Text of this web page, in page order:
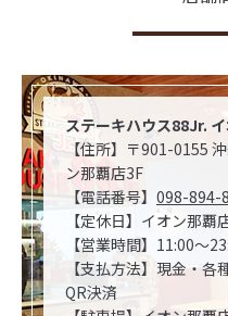
ステーキハウス88Jr.
【住所】〒901-0155
ン那覇店3F
【電話番号】 098-894-
【定休日】イオン那覇
【営業時間】11:00～
【支払方法】現金・各
QR決済